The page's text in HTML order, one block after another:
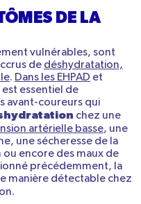
DE LA
vulnérables, sont
de déshydratation,
. Dans les EHPAD et
essentiel de
avant-coureurs qui
chez une
artérielle basse, une
une sécheresse de la
ou encore des maux de
précédemment, la
manière détectable chez